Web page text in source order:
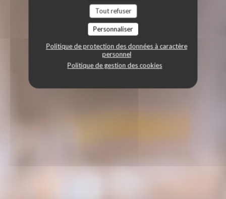
Tout refuser
Personnaliser
Politique de protection des données à caractère
personnel
Politique de gestion des cookies